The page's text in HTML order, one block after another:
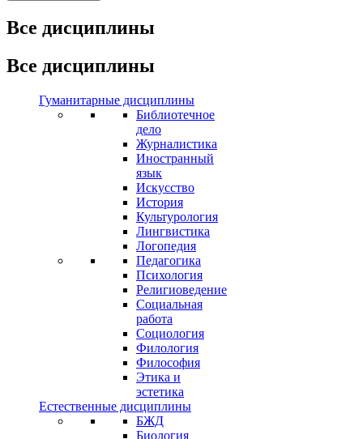
Все дисциплины
Все дисциплины
Гуманитарные дисциплины
Библиотечное
дело
Журналистика
Иностранный
язык
Искусство
История
Культурология
Лингвистика
Логопедия
Педагогика
Психология
Религиоведение
Социальная
работа
Социология
Филология
Философия
Этика и
эстетика
Естественные дисциплины
БЖД
Биология